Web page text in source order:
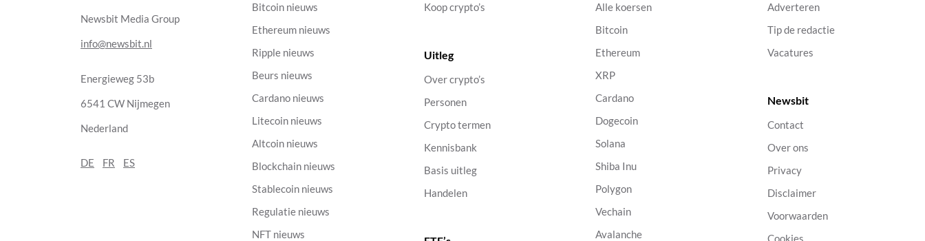
Newsbit Media Group
info@newsbit.nl
Energieweg 53b
6541 CW Nijmegen
Nederland
DE FR ES
Bitcoin nieuws
Ethereum nieuws
Ripple nieuws
Beurs nieuws
Cardano nieuws
Litecoin nieuws
Altcoin nieuws
Blockchain nieuws
Stablecoin nieuws
Regulatie nieuws
NFT nieuws
Koop crypto’s
Uitleg
Over crypto’s
Personen
Crypto termen
Kennisbank
Basis uitleg
Handelen
Alle koersen
Bitcoin
Ethereum
XRP
Cardano
Dogecoin
Solana
Shiba Inu
Polygon
Vechain
Avalanche
Adverteren
Tip de redactie
Vacatures
Newsbit
Contact
Over ons
Privacy
Disclaimer
Voorwaarden
Cookies